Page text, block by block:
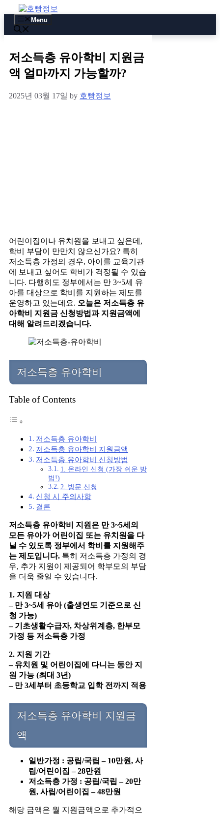
to
content
Menu
저소득층 유아학비 지원금
액 얼마까지 가능할까?
2025년 03월 17일 by 호빵정보
어린이집이나 유치원을 보내고 싶은데,
학비 부담이 만만치 않으신가요? 특히
저소득층 가정의 경우, 아이를 교육기관
에 보내고 싶어도 학비가 걱정될 수 있습
니다. 다행히도 정부에서는 만 3~5세 유
아를 대상으로 학비를 지원하는 제도를
운영하고 있는데요. 오늘은 저소득층 유
아학비 지원금 신청방법과 지원금액에
대해 알려드리겠습니다.
저소득층 유아학비
Table of Contents
저소득층 유아학비
저소득층 유아학비 지원금액
저소득층 유아학비 신청방법
1. 온라인 신청 (가장 쉬운 방
법!)
2. 방문 신청
신청 시 주의사항
결론
저소득층 유아학비 지원은 만 3~5세의
모든 유아가 어린이집 또는 유치원을 다
닐 수 있도록 정부에서 학비를 지원해주
는 제도입니다. 특히 저소득층 가정의 경
우, 추가 지원이 제공되어 학부모의 부담
을 더욱 줄일 수 있습니다.
1. 지원 대상
– 만 3~5세 유아 (출생연도 기준으로 신
청 가능)
– 기초생활수급자, 차상위계층, 한부모
가정 등 저소득층 가정
2. 지원 기간
– 유치원 및 어린이집에 다니는 동안 지
원 가능 (최대 3년)
– 만 3세부터 초등학교 입학 전까지 적용
저소득층 유아학비 지원금
액
일반가정 : 공립/국립 – 10만원, 사
립/어린이집 – 28만원
저소득층 가정 : 공립/국립 – 20만
원, 사립/어린이집 – 48만원
해당 금액은 월 지원금액으로 추가적으